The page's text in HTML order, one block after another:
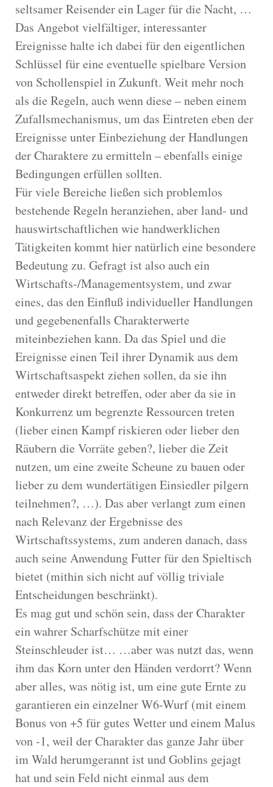
seltsamer Reisender ein Lager für die Nacht, …
Das Angebot vielfältiger, interessanter
Ereignisse halte ich dabei für den eigentlichen
Schlüssel für eine eventuelle spielbare Version
von Schollenspiel in Zukunft. Weit mehr noch
als die Regeln, auch wenn diese – neben einem
Zufallsmechanismus, um das Eintreten eben der
Ereignisse unter Einbeziehung der Handlungen
der Charaktere zu ermitteln – ebenfalls einige
Bedingungen erfüllen sollten.
Für viele Bereiche ließen sich problemlos
bestehende Regeln heranziehen, aber land- und
hauswirtschaftlichen wie handwerklichen
Tätigkeiten kommt hier natürlich eine besondere
Bedeutung zu. Gefragt ist also auch ein
Wirtschafts-/Managementsystem, und zwar
eines, das den Einfluß individueller Handlungen
und gegebenenfalls Charakterwerte
miteinbeziehen kann. Da das Spiel und die
Ereignisse einen Teil ihrer Dynamik aus dem
Wirtschaftsaspekt ziehen sollen, da sie ihn
entweder direkt betreffen, oder aber da sie in
Konkurrenz um begrenzte Ressourcen treten
(lieber einen Kampf riskieren oder lieber den
Räubern die Vorräte geben?, lieber die Zeit
nutzen, um eine zweite Scheune zu bauen oder
lieber zu dem wundertätigen Einsiedler pilgern
teilnehmen?, …). Das aber verlangt zum einen
nach Relevanz der Ergebnisse des
Wirtschaftssystems, zum anderen danach, dass
auch seine Anwendung Futter für den Spieltisch
bietet (mithin sich nicht auf völlig triviale
Entscheidungen beschränkt).
Es mag gut und schön sein, dass der Charakter
ein wahrer Scharfschütze mit einer
Steinschleuder ist… …aber was nutzt das, wenn
ihm das Korn unter den Händen verdorrt? Wenn
aber alles, was nötig ist, um eine gute Ernte zu
garantieren ein einzelner W6-Wurf (mit einem
Bonus von +5 für gutes Wetter und einem Malus
von -1, weil der Charakter das ganze Jahr über
im Wald herumgerannt ist und Goblins gejagt
hat und sein Feld nicht einmal aus dem